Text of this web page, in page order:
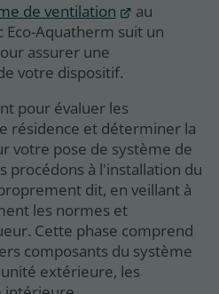
de ventilation
au
Eco-Aquatherm suit un
assurer une
votre dispositif.
pour évaluer les
résidence et déterminer la
votre pose de système de
procédons à l'installation du
dit, en veillant à
les normes et
Cette phase comprend
composants du système
extérieure, les